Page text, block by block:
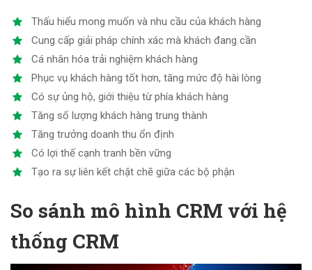
Thấu hiểu mong muốn và nhu cầu của khách hàng
Cung cấp giải pháp chính xác mà khách đang cần
Cá nhân hóa trải nghiệm khách hàng
Phục vụ khách hàng tốt hơn, tăng mức độ hài lòng
Có sự ủng hộ, giới thiệu từ phía khách hàng
Tăng số lượng khách hàng trung thành
Tăng trưởng doanh thu ổn định
Có lợi thế cạnh tranh bền vững
Tạo ra sự liên kết chặt chẽ giữa các bộ phận
So sánh mô hình CRM với hệ
thống CRM